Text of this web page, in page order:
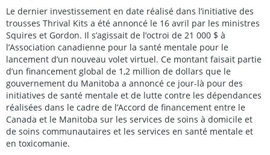
Le dernier investissement en date réalisé dans l’initiative des
trousses Thrival Kits a été annoncé le 16 avril par les ministres
Squires et Gordon. Il s’agissait de l’octroi de 21 000 $ à
l’Association canadienne pour la santé mentale pour le
lancement d’un nouveau volet virtuel. Ce montant faisait partie
d’un financement global de 1,2 million de dollars que le
gouvernement du Manitoba a annoncé ce jour-là pour des
initiatives de santé mentale et de lutte contre les dépendances
réalisées dans le cadre de l’Accord de financement entre le
Canada et le Manitoba sur les services de soins à domicile et
de soins communautaires et les services en santé mentale et
en toxicomanie.